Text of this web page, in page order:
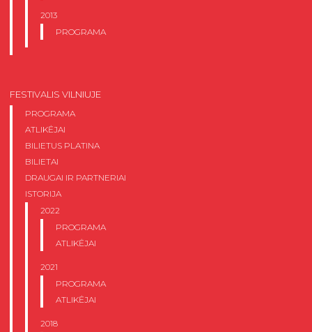
2013
PROGRAMA
FESTIVALIS VILNIUJE
PROGRAMA
ATLIKĖJAI
BILIETUS PLATINA
BILIETAI
DRAUGAI IR PARTNERIAI
ISTORIJA
2022
PROGRAMA
ATLIKĖJAI
2021
PROGRAMA
ATLIKĖJAI
2018